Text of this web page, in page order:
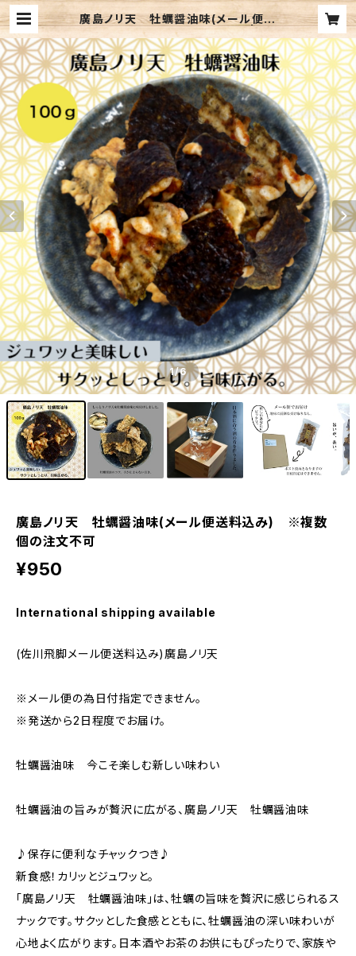
廣島ノリ天 牡蠣醤油味(メール便送
料込み) ※複数個の注文不可 | lib
ertehonpo
1/6
廣島ノリ天 牡蠣醤油味(メール便送料込み) ※複数
個の注文不可
¥950
International shipping available
(佐川飛脚メール便送料込み)廣島ノリ天
※メール便の為日付指定できません。
※発送から2日程度でお届け。
牡蠣醤油味 今こそ楽しむ新しい味わい
牡蠣醤油の旨みが贅沢に広がる、廣島ノリ天 牡蠣醤油味
♪保存に便利なチャックつき♪
新食感！カリッとジュワッと。
「廣島ノリ天 牡蠣醤油味」は、牡蠣の旨味を贅沢に感じられるス
ナックです。サクッとした食感とともに、牡蠣醤油の深い味わいが
心地よく広がります。日本酒やお茶のお供にもぴったりで、家族や